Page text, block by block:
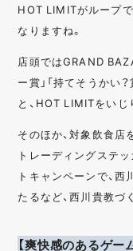
HOT LIMITがループ
なりますね。
店頭ではGRAND
ー賞」「持てそうかい？
と、HOT LIMITをいじ
そのほか、対象飲食店
トレーディングステ
トキャンペーンで、
たるなど、西川貴教づ
【爽快感のあるゲー